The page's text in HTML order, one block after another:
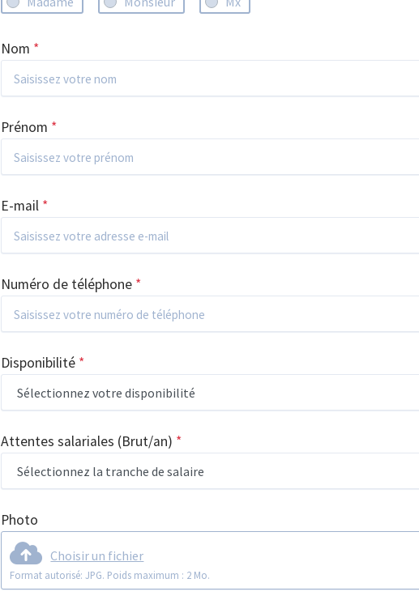
Nom *
Prénom *
E-mail *
Numéro de téléphone *
Disponibilité *
Attentes salariales (Brut/an) *
Photo
Choisir un fichier
Format autorisé: JPG. Poids maximum : 2 Mo.